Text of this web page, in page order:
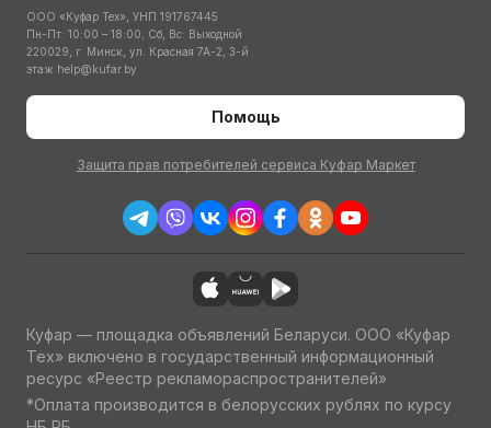
ООО «Куфар Тех», УНП 191767445
Пн-Пт: 10:00 – 18:00; Сб, Вс: Выходной
220029, г. Минск, ул. Красная 7А-2, 3-й
этаж help@kufar.by
Помощь
Защита прав потребителей сервиса Куфар Маркет
Куфар — площадка объявлений Беларуси. ООО «Куфар
Тех» включено в государственный информационный
ресурс «Реестр рекламораспространителей»
*Оплата производится в белорусских рублях по курсу